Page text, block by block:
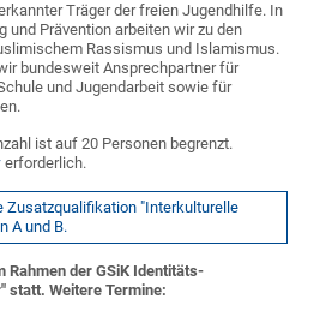
Träger der freien Jugendhilfe. In
und Prävention arbeiten wir zu den
Rassismus und Islamismus.
bundesweit Ansprechpartner für
und Jugendarbeit sowie für
ist auf 20 Personen begrenzt.
erforderlich.
Zusatzqualifikation "Interkulturelle
A und B.
Rahmen der GSiK Identitäts-
statt. Weitere Termine: